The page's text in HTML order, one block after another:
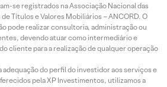
se registrados na Associação Nacional das
Títulos e Valores Mobiliários – ANCORD. O
pode realizar consultoria, administração ou
devendo atuar como intermediário e
cliente para a realização de qualquer operação
adequação do perfil do investidor aos serviços e
pela XP Investimentos, utilizamos a